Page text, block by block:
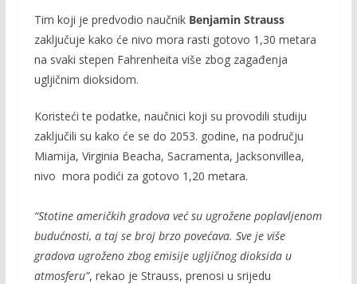
Tim koji je predvodio naučnik Benjamin Strauss
zaključuje kako će nivo mora rasti gotovo 1,30 metara
na svaki stepen Fahrenheita više zbog zagađenja
ugljičnim dioksidom.
Koristeći te podatke, naučnici koji su provodili studiju
zaključili su kako će se do 2053. godine, na području
Miamija, Virginia Beacha, Sacramenta, Jacksonvillea,
nivo mora podići za gotovo 1,20 metara.
“Stotine američkih gradova već su ugrožene poplavljenom
budućnosti, a taj se broj brzo povećava. Sve je više
gradova ugroženo zbog emisije ugljičnog dioksida u
atmosferu”, rekao je Strauss, prenosi u srijedu